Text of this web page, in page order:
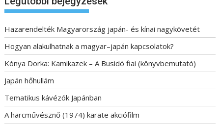
Hazarendelték Magyarország japán- és kínai nagykövetét
Hogyan alakulhatnak a magyar–japán kapcsolatok?
Kónya Dorka: Kamikazek – A Busidó fiai (könyvbemutató)
Japán hőhullám
Tematikus kávézók Japánban
A harcművésznő (1974) karate akciófilm